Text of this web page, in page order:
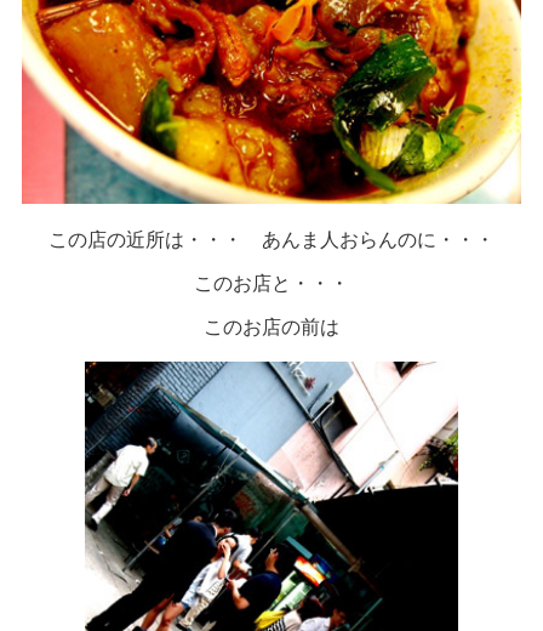
この店の近所は・・・ あんま人おらんのに・・・
このお店と・・・
このお店の前は